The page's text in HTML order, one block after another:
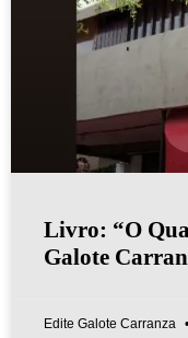
Livro: “O
Galote
Edite Galote Carranza